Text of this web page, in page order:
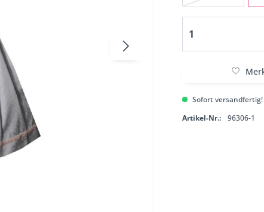
Sofort versandfertig!
Artikel-Nr.:
96306-1